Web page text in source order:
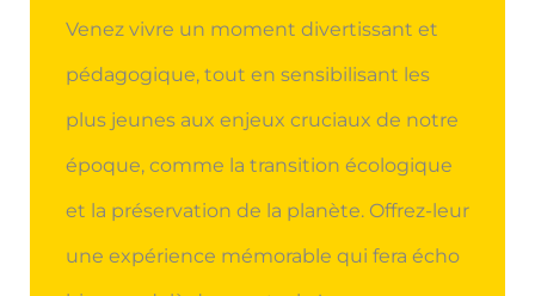
Venez vivre un moment divertissant et
pédagogique, tout en sensibilisant les
plus jeunes aux enjeux cruciaux de notre
époque, comme la transition écologique
et la préservation de la planète. Offrez-leur
une expérience mémorable qui fera écho